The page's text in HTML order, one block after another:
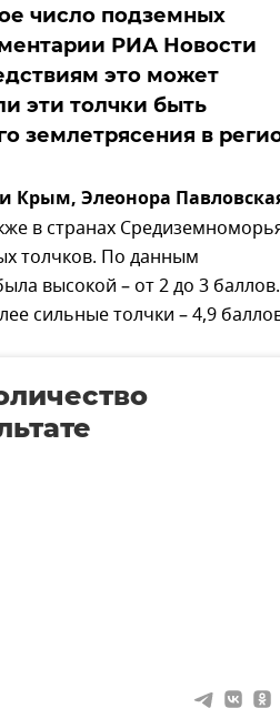
число подземных
РИА Новости
это может
эти толчки быть
землетрясения в
Крым, Элеонора
в странах
толчков. По данным
высокой – от 2 до 3
сильные толчки – 4,9